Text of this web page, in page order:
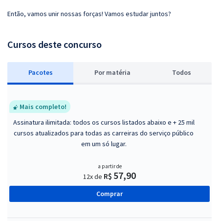
Então, vamos unir nossas forças! Vamos estudar juntos?
Cursos deste concurso
Pacotes Por matéria Todos
Mais completo!
Assinatura ilimitada: todos os cursos listados abaixo e + 25 mil
cursos atualizados para todas as carreiras do serviço público
em um só lugar.
a partir de
12x de R$ 57,90
Comprar